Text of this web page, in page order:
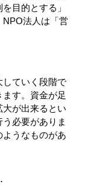
目的とする」
NPO法人は「営
ていく段階で
す。資金が足
大が出来るとい
必要がありま
うなものがあ